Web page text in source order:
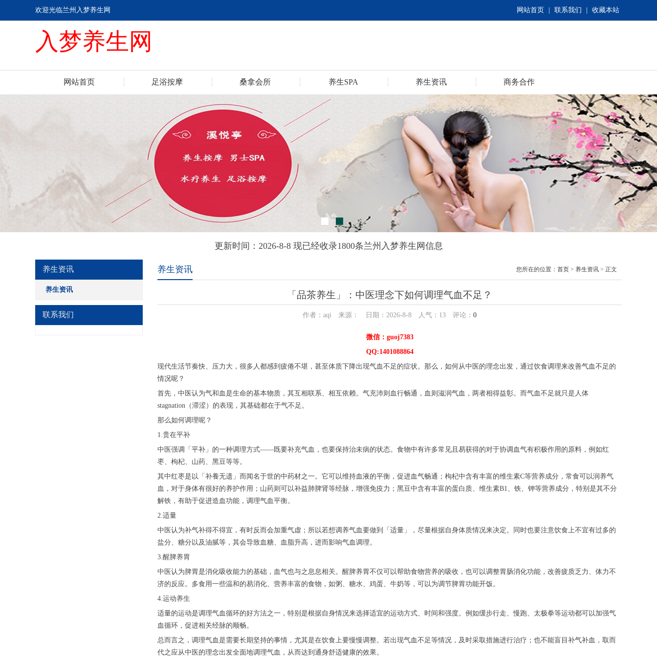
网站首页 联系我们 收藏本站
欢迎光临兰州入梦养生网
入梦养生网
网站首页 足浴按摩 桑拿会所 养生SPA 养生资讯 商务合作
更新时间：2026-8-8 现已经收录1800条兰州入梦养生网信息
养生资讯
养生资讯
联系我们
养生资讯 您所在的位置： 首页 > 养生资讯 > 正文
「品茶养生」：中医理念下如何调理气血不足？
作者：aqi 来源： 日期：2026-8-8 人气： 13 评论： 0
微信：guoj7383
QQ:1401088864
现代生活节奏快、压力大，很多人都感到疲倦不堪，甚至体质下降出现气血不足的症状。那么，如何从中医的理念出发，通过饮食调理来改善气血不足的
情况呢？
首先，中医认为气和血是生命的基本物质，其互相联系、相互依赖。气充沛则血行畅通，血则滋润气血，两者相得益彰。而气血不足就只是人体
stagnation（滞涩）的表现，其基础都在于气不足。
那么如何调理呢？
1.贵在平补
中医强调「平补」的一种调理方式——既要补充气血，也要保持治未病的状态。食物中有许多常见且易获得的对于协调血气有积极作用的原料，例如红
枣、枸杞、山药、黑豆等等。
其中红枣是以「补養无遗」而闻名于世的中药材之一。它可以维持血液的平衡，促进血气畅通；枸杞中含有丰富的维生素C等营养成分，常食可以润养气
血，对于身体有很好的养护作用；山药则可以补益肺脾肾等经脉，增强免疫力；黑豆中含有丰富的蛋白质、维生素B1、铁、钾等营养成分，特别是其不分
解铁，有助于促进造血功能，调理气血平衡。
2.适量
中医认为补气补得不得宜，有时反而会加重气虚；所以若想调养气血要做到「适量」，尽量根据自身体质情况来决定。同时也要注意饮食上不宜有过多的
盐分、糖分以及油腻等，其会导致血糖、血脂升高，进而影响气血调理。
3.醒脾养胃
中医认为脾胃是消化吸收能力的基础，血气也与之息息相关。醒脾养胃不仅可以帮助食物营养的吸收，也可以调整胃肠消化功能，改善疲质乏力、体力不
济的反应。多食用一些温和的易消化、营养丰富的食物，如粥、糖水、鸡蛋、牛奶等，可以为调节脾胃功能开饭。
4.运动养生
适量的运动是调理气血循环的好方法之一，特别是根据自身情况来选择适宜的运动方式、时间和强度。例如缓步行走、慢跑、太极拳等运动都可以加强气
血循环，促进相关经脉的顺畅。
总而言之，调理气血是需要长期坚持的事情，尤其是在饮食上要慢慢调整。若出现气血不足等情况，及时采取措施进行治疗；也不能盲目补气补血，取而
代之应从中医的理念出发全面地调理气血，从而达到通身舒适健康的效果。